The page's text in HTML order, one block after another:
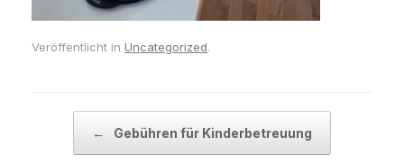
Veröffentlicht in Uncategorized.
← Gebühren für Kinderbetreuung